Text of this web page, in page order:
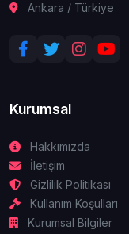
Ankara / Türkiye
Kurumsal
Hakkımızda
İletişim
Gizlilik Politikası
Kullanım Koşulları
Kurumsal Bilgiler